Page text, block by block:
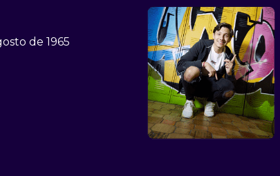
de 1965